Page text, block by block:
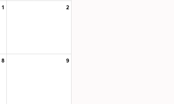
1 2
8 9